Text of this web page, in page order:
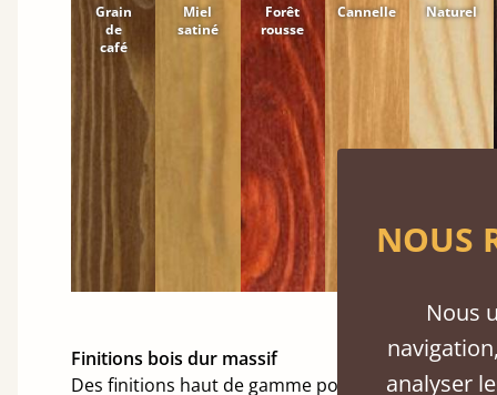
Grain
de
café
Miel
satiné
Forêt
rousse
Cannelle Naturel
Finitions bois dur massif
Des finitions haut de gamme pour embellir votre
NOUS
Nous
analyser